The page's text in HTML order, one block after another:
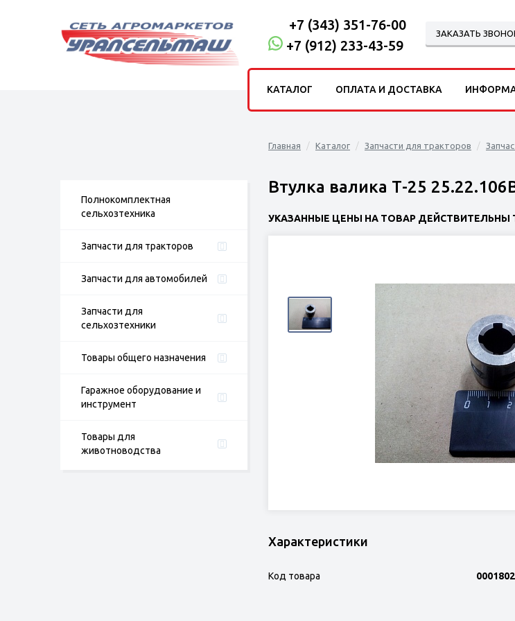
Полнокомплектная
сельхозтехника
Запчасти для тракторов
Запчасти для автомобилей
Запчасти для
сельхозтехники
Товары общего назначения
Гаражное оборудование и
инструмент
Товары для
животноводства
Главная Каталог Запчасти для тракторов
Втулка валика Т-25
УКАЗАННЫЕ ЦЕНЫ НА ТОВАР ДЕЙСТВИТЕЛЬНЫ
Характеристики
Код товара
+7 (343) 351-76-00
+7 (912) 233-43-59
ЗАКАЗАТЬ
КАТАЛОГ ОПЛАТА И ДОСТАВКА